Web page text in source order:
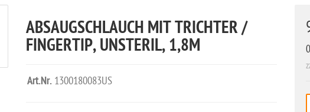
ABSAUGSCHLAUCH MIT TRICHTER /
FINGERTIP, UNSTERIL, 1,8M
Art.Nr. 1300180083US